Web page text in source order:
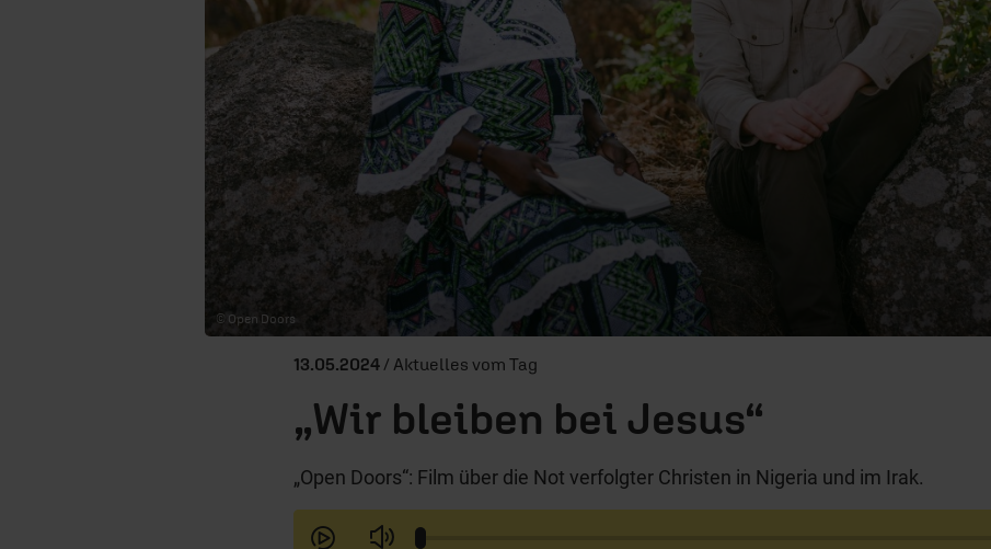
© Open Doors
13.05.2024 / Aktuelles vom Tag
„Wir bleiben bei Jesus“
„Open Doors“: Film über die Not verfolgter Christen in Nigeria und im Irak.